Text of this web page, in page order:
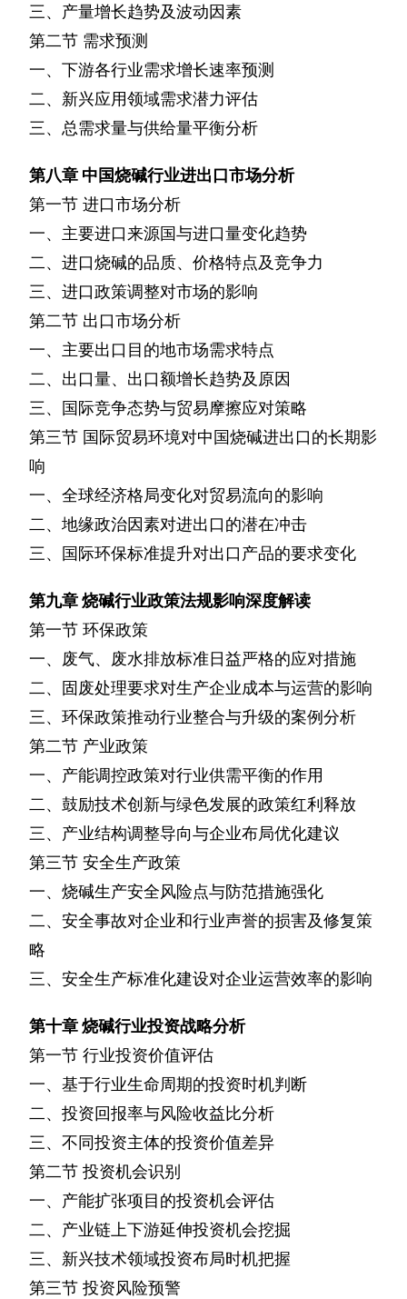
三、产量增长趋势及波动因素
第二节 需求预测
一、下游各行业需求增长速率预测
二、新兴应用领域需求潜力评估
三、总需求量与供给量平衡分析
第八章 中国烧碱行业进出口市场分析
第一节 进口市场分析
一、主要进口来源国与进口量变化趋势
二、进口烧碱的品质、价格特点及竞争力
三、进口政策调整对市场的影响
第二节 出口市场分析
一、主要出口目的地市场需求特点
二、出口量、出口额增长趋势及原因
三、国际竞争态势与贸易摩擦应对策略
第三节 国际贸易环境对中国烧碱进出口的长期影
响
一、全球经济格局变化对贸易流向的影响
二、地缘政治因素对进出口的潜在冲击
三、国际环保标准提升对出口产品的要求变化
第九章烧碱行业政策法规影响深度解读
第一节 环保政策
一、废气、废水排放标准日益严格的应对措施
二、固废处理要求对生产企业成本与运营的影响
三、环保政策推动行业整合与升级的案例分析
第二节 产业政策
一、产能调控政策对行业供需平衡的作用
二、鼓励技术创新与绿色发展的政策红利释放
三、产业结构调整导向与企业布局优化建议
第三节 安全生产政策
一、烧碱生产安全风险点与防范措施强化
二、安全事故对企业和行业声誉的损害及修复策
略
三、安全生产标准化建设对企业运营效率的影响
第十章烧碱行业投资战略分析
第一节 行业投资价值评估
一、基于行业生命周期的投资时机判断
二、投资回报率与风险收益比分析
三、不同投资主体的投资价值差异
第二节 投资机会识别
一、产能扩张项目的投资机会评估
二、产业链上下游延伸投资机会挖掘
三、新兴技术领域投资布局时机把握
第三节 投资风险预警